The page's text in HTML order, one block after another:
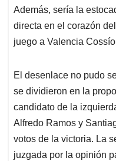
Además, sería la
directa en el corazón
juego a Valencia
El desenlace no pudo
se dividieron en la
candidato de la
Alfredo Ramos y
votos de la victoria. La
juzgada por la opinión